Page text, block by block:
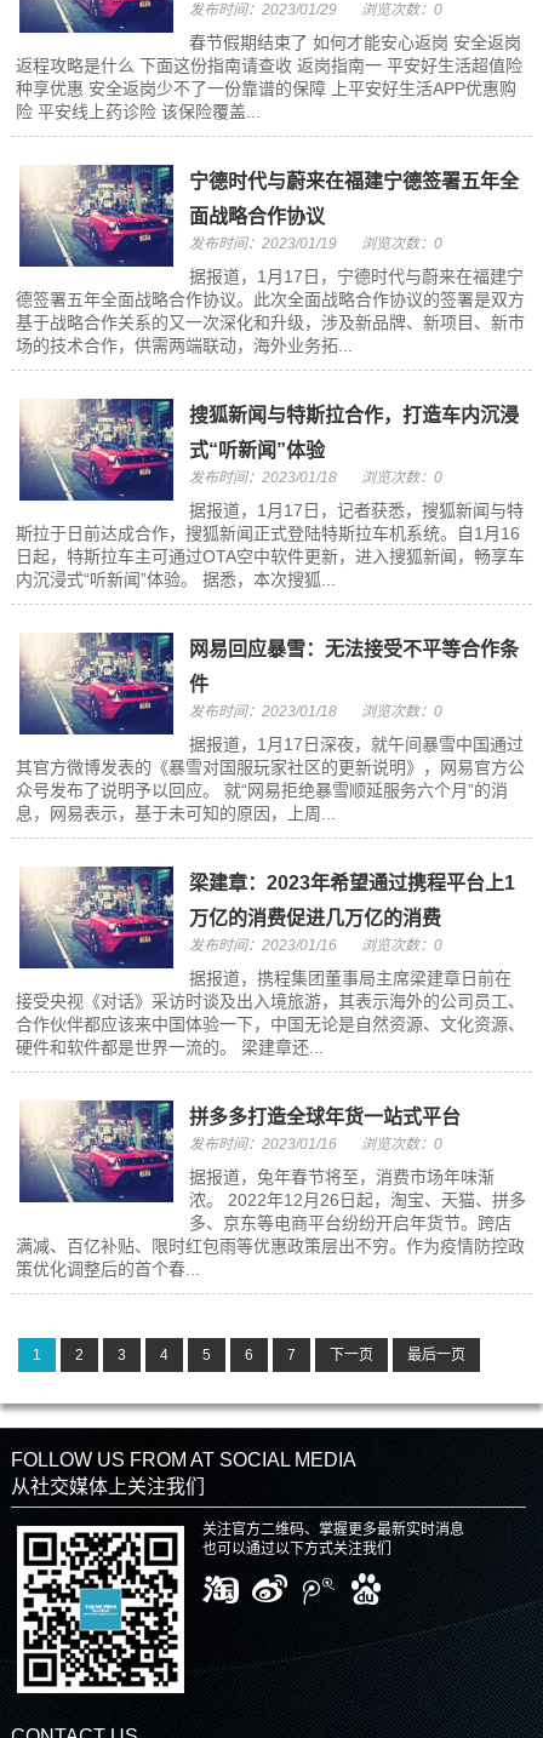
发布时间：2023/01/29 浏览次数：0
春节假期结束了 如何才能安心返岗 安全返岗
返程攻略是什么 下面这份指南请查收 返岗指南一 平安好生活超值险
种享优惠 安全返岗少不了一份靠谱的保障 上平安好生活APP优惠购
险 平安线上药诊险 该保险覆盖...
宁德时代与蔚来在福建宁德签署五年全
面战略合作协议
发布时间：2023/01/19 浏览次数：0
据报道，1月17日，宁德时代与蔚来在福建宁
德签署五年全面战略合作协议。此次全面战略合作协议的签署是双方
基于战略合作关系的又一次深化和升级，涉及新品牌、新项目、新市
场的技术合作，供需两端联动，海外业务拓...
搜狐新闻与特斯拉合作，打造车内沉浸
式“听新闻”体验
发布时间：2023/01/18 浏览次数：0
据报道，1月17日，记者获悉，搜狐新闻与特
斯拉于日前达成合作，搜狐新闻正式登陆特斯拉车机系统。自1月16
日起，特斯拉车主可通过OTA空中软件更新，进入搜狐新闻，畅享车
内沉浸式“听新闻”体验。 据悉，本次搜狐...
网易回应暴雪：无法接受不平等合作条
件
发布时间：2023/01/18 浏览次数：0
据报道，1月17日深夜，就午间暴雪中国通过
其官方微博发表的《暴雪对国服玩家社区的更新说明》，网易官方公
众号发布了说明予以回应。 就“网易拒绝暴雪顺延服务六个月”的消
息，网易表示，基于未可知的原因，上周...
梁建章：2023年希望通过携程平台上1
万亿的消费促进几万亿的消费
发布时间：2023/01/16 浏览次数：0
据报道，携程集团董事局主席梁建章日前在
接受央视《对话》采访时谈及出入境旅游，其表示海外的公司员工、
合作伙伴都应该来中国体验一下，中国无论是自然资源、文化资源、
硬件和软件都是世界一流的。 梁建章还...
拼多多打造全球年货一站式平台
发布时间：2023/01/16 浏览次数：0
据报道，兔年春节将至，消费市场年味渐
浓。 2022年12月26日起，淘宝、天猫、拼多
多、京东等电商平台纷纷开启年货节。跨店
满减、百亿补贴、限时红包雨等优惠政策层出不穷。作为疫情防控政
策优化调整后的首个春...
1 2 3 4 5 6 7 下一页 最后一页
FOLLOW US FROM AT SOCIAL MEDIA
从社交媒体上关注我们
关注官方二维码、掌握更多最新实时消息
也可以通过以下方式关注我们